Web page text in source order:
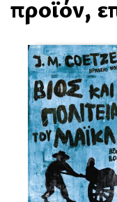
προϊόν,